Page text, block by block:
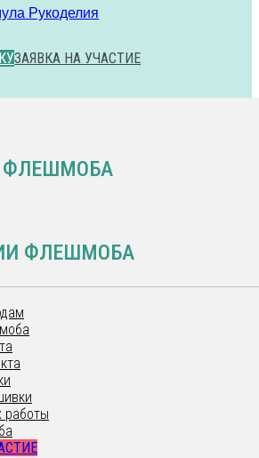
ЗАЯВКА НА УЧАСТИЕ
ФЛЕШМОБА
ФЛЕШМОБА
работы